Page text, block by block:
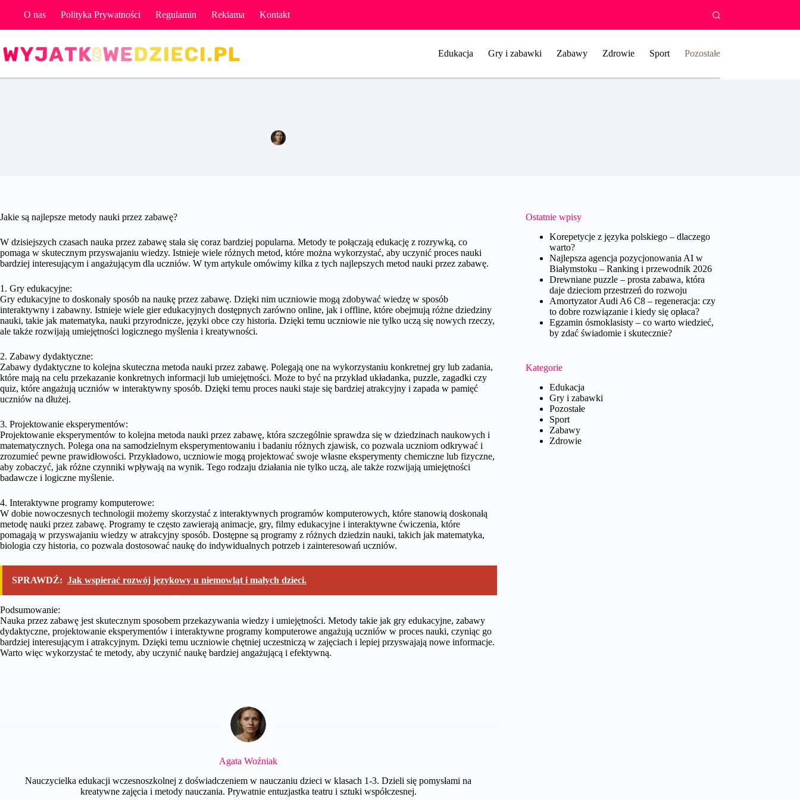
O nas Polityka Prywatności Regulamin Reklama Kontakt
Edukacja Gry i zabawki Zabawy Zdrowie Sport Pozostałe
Jakie są najlepsze metody nauki przez zabawę?
W dzisiejszych czasach nauka przez zabawę stała się coraz bardziej popularna. Metody te połączają edukację z rozrywką, co
pomaga w skutecznym przyswajaniu wiedzy. Istnieje wiele różnych metod, które można wykorzystać, aby uczynić proces nauki
bardziej interesującym i angażującym dla uczniów. W tym artykule omówimy kilka z tych najlepszych metod nauki przez zabawę.
1. Gry edukacyjne:
Gry edukacyjne to doskonały sposób na naukę przez zabawę. Dzięki nim uczniowie mogą zdobywać wiedzę w sposób
interaktywny i zabawny. Istnieje wiele gier edukacyjnych dostępnych zarówno online, jak i offline, które obejmują różne dziedziny
nauki, takie jak matematyka, nauki przyrodnicze, języki obce czy historia. Dzięki temu uczniowie nie tylko uczą się nowych rzeczy,
ale także rozwijają umiejętności logicznego myślenia i kreatywności.
2. Zabawy dydaktyczne:
Zabawy dydaktyczne to kolejna skuteczna metoda nauki przez zabawę. Polegają one na wykorzystaniu konkretnej gry lub zadania,
które mają na celu przekazanie konkretnych informacji lub umiejętności. Może to być na przykład układanka, puzzle, zagadki czy
quiz, które angażują uczniów w interaktywny sposób. Dzięki temu proces nauki staje się bardziej atrakcyjny i zapada w pamięć
uczniów na dłużej.
3. Projektowanie eksperymentów:
Projektowanie eksperymentów to kolejna metoda nauki przez zabawę, która szczególnie sprawdza się w dziedzinach naukowych i
matematycznych. Polega ona na samodzielnym eksperymentowaniu i badaniu różnych zjawisk, co pozwala uczniom odkrywać i
zrozumieć pewne prawidłowości. Przykładowo, uczniowie mogą projektować swoje własne eksperymenty chemiczne lub fizyczne,
aby zobaczyć, jak różne czynniki wpływają na wynik. Tego rodzaju działania nie tylko uczą, ale także rozwijają umiejętności
badawcze i logiczne myślenie.
4. Interaktywne programy komputerowe:
W dobie nowoczesnych technologii możemy skorzystać z interaktywnych programów komputerowych, które stanowią doskonałą
metodę nauki przez zabawę. Programy te często zawierają animacje, gry, filmy edukacyjne i interaktywne ćwiczenia, które
pomagają w przyswajaniu wiedzy w atrakcyjny sposób. Dostępne są programy z różnych dziedzin nauki, takich jak matematyka,
biologia czy historia, co pozwala dostosować naukę do indywidualnych potrzeb i zainteresowań uczniów.
SPRAWDŹ: Jak wspierać rozwój językowy u niemowląt i małych dzieci.
Podsumowanie:
Nauka przez zabawę jest skutecznym sposobem przekazywania wiedzy i umiejętności. Metody takie jak gry edukacyjne, zabawy
dydaktyczne, projektowanie eksperymentów i interaktywne programy komputerowe angażują uczniów w proces nauki, czyniąc go
bardziej interesującym i atrakcyjnym. Dzięki temu uczniowie chętniej uczestniczą w zajęciach i lepiej przyswajają nowe informacje.
Warto więc wykorzystać te metody, aby uczynić naukę bardziej angażującą i efektywną.
Agata Woźniak
Nauczycielka edukacji wczesnoszkolnej z doświadczeniem w nauczaniu dzieci w klasach 1-3. Dzieli się pomysłami na
kreatywne zajęcia i metody nauczania. Prywatnie entuzjastka teatru i sztuki współczesnej.
Ostatnie wpisy
Korepetycje z języka polskiego – dlaczego
warto?
Najlepsza agencja pozycjonowania AI w
Białymstoku – Ranking i przewodnik 2026
Drewniane puzzle – prosta zabawa, która
daje dzieciom przestrzeń do rozwoju
Amortyzator Audi A6 C8 – regeneracja: czy
to dobre rozwiązanie i kiedy się opłaca?
Egzamin ósmoklasisty – co warto wiedzieć,
by zdać świadomie i skutecznie?
Kategorie
Edukacja
Gry i zabawki
Pozostałe
Sport
Zabawy
Zdrowie